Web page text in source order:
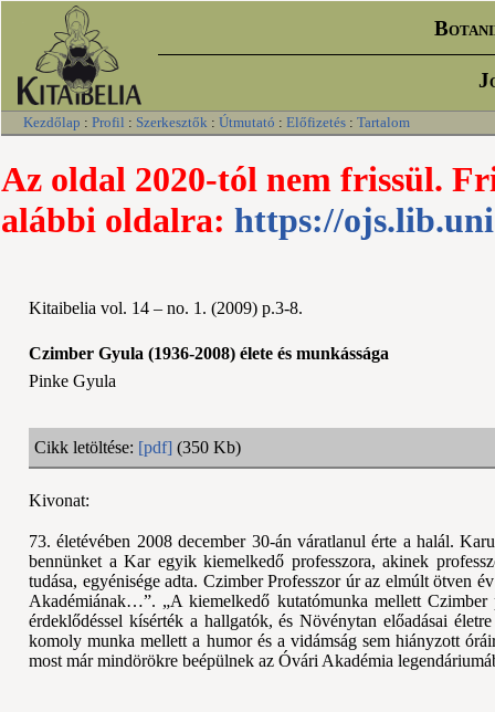
Kezdőlap : Profil : Szerkesztők : Útmutató : Előfizetés : Tartalom
Az oldal 2020-tól nem frissül.
alábbi oldalra: https://
Kitaibelia vol. 14 – no. 1. (2009) p.3-8.
Czimber Gyula (1936-2008) élete és munkássága
Pinke Gyula
Cikk letöltése: [pdf] (350 Kb)
Kivonat:
73. életévében 2008 december 30-án váratlanul érte a halál.
bennünket a Kar egyik kiemelkedő professzora, akinek
tudása, egyénisége adta. Czimber Professzor úr az elmúlt ötven
Akadémiának…”. „A kiemelkedő kutatómunka mellett
érdeklődéssel kísérték a hallgatók, és Növénytan előadásai
komoly munka mellett a humor és a vidámság sem hiányzott
most már mindörökre beépülnek az Óvári Akadémia